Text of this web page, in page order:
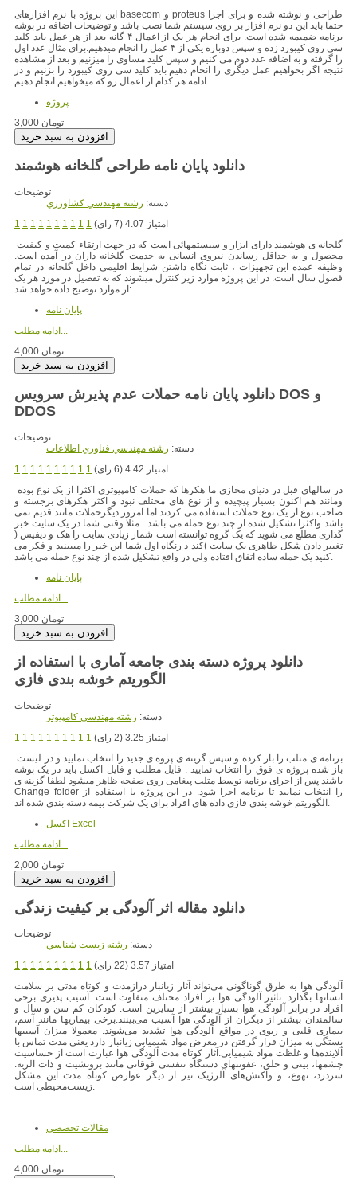
این پروژه با نرم افزارهای basecom و proteus
طراحی و نوشته شده و برای اجرا
حتما باید این دو نرم افزار بر روی سیستم شما نصب باشد و توضیحات اضافه در پوشه
برنامه ضمیمه شده است. برای انجام هر یک از اعمال ۴ گانه بعد از هر عمل باید کلید
سی روی کیبورد زده و سپس دوباره یکی از ۴ عمل را انجام میدهیم.برای مثال عدد اول
را گرفته و به اضافه عدد دوم می کنیم و سپس کلید مساوی را میزنیم و بعد از مشاهده
نتیجه اگر بخواهیم عمل دیگری را انجام دهیم باید کلید سی روی کیبورد را بزنیم و در
ادامه هر کدام از اعمال رو که میخواهیم انجام دهیم.
پروژه
3,000 تومان
دانلود پایان نامه طراحی گلخانه هوشمند
توضیحات
دسته: رشته مهندسي کشاورزي
1 1 1 1 1 1 1 1 1 1
امتیاز 4.07 (7 رای)
گلخانه ی هوشمند دارای ابزار و سیستمهائی است که در جهت ارتقاء کمیت و کیفیت
محصول و به حداقل رساندن نیروی انسانی به خدمت گلخانه داران در آمده است.
وظیفه عمده این تجهیزات ، ثابت نگاه داشتن شرایط اقلیمی داخل گلخانه در تمام
فصول سال است. در این پروژه موارد زیر کنترل میشوند که به تفصیل در مورد هر یک
از موارد توضیح داده خواهد شد:
پایان نامه
ادامه مطلب...
4,000 تومان
دانلود پایان نامه حملات عدم پذیرش سرویس DOS و
DDOS
توضیحات
دسته: رشته مهندسي فناوري اطلاعات
1 1 1 1 1 1 1 1 1 1
امتیاز 4.42 (6 رای)
در سالهای قبل در دنیای مجازی ما هکرها که حملات کامپیوتری اکثرا از یک نوع بوده
ومانند هم اکنون بسیار پیچیده و از نوع های مختلف نبود و اکثر هکرهای برجسته و
صاحب نوع از یک نوع حملات استفاده می کردند.اما امروز دیگرحملات مانند قدیم نمی
باشد واکثرا تشکیل شده از چند نوع حمله می باشد . مثلا وقتی شما در یک سایت خبر
گذاری مطلع می شوید که یک گروه توانسته است شمار زیادی سایت را هک و دیفیس (
تغییر دادن شکل ظاهری یک سایت )کند د رنگاه اول شما این خبر را میبینید و فکر می
پایان نامه
3,000 تومان
دانلود پروژه دسته بندی جامعه آماری با استفاده از
توضیحات
دسته: رشته مهندسي کامپيوتر
1 1 1 1 1 1 1 1 1 1
امتیاز 3.25 (2 رای)
برنامه ی متلب را باز کرده و سپس گزینه ی پروه ی جدید را انتخاب نمایید و در لیست
باز شده پروژه ی فوق را انتخاب نمایید . فایل مطلب و فایل اکسل باید در یک پوشه
باشند پس از اجرای برنامه توسط متلب پیغامی روی صفحه ظاهر میشود لطفا گزینه ی
Change folder را انتخاب نمایید تا برنامه اجرا شود. در این پروژه با استفاده از
اکسل Excel
2,000 تومان
دانلود مقاله اثر آلودگی بر کیفیت زندگی
توضیحات
دسته: رشته زيست شناسي
1 1 1 1 1 1 1 1 1 1
امتیاز 3.57 (22 رای)
آلودگی هوا به طرق گوناگونی می‌تواند آثار زیانبار درازمدت و کوتاه مدتی بر سلامت
انسانها بگذارد. تاثیر آلودگی هوا بر افراد مختلف متفاوت است. آسیب پذیری برخی
افراد در برابر آلودگی هوا بسیار بیشتر از سایرین است. کودکان کم سن و سال و
سالمندان بیشتر از دیگران از آلودگی هوا آسیب می‌بینند.برخی بیماریها مانند آسم،
بیماری قلبی و ریوی در مواقع آلودگی هوا تشدید می‌شوند. معمولا میزان آسیبها
بستگی به میزان قرار گرفتن در معرض مواد شیمیایی زیانبار دارد یعنی مدت تماس با
آلاینده‌ها و غلظت مواد شیمیایی.آثار کوتاه مدت آلودگی هوا عبارت است از حساسیت
چشمها، بینی و حلق، عفونتهای دستگاه تنفسی فوقانی مانند برونشیت و ذات الریه.
سردرد، تهوع، و واکنش‌های آلرژیک نیز از دیگر عوارض کوتاه مدت این مشکل
زیست‌محیطی است.
مقالات تخصصي
ادامه مطلب...
4,000 تومان